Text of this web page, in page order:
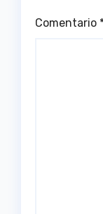
Comentario